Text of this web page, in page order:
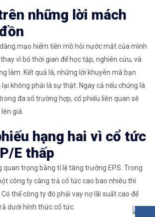
những lời mách
mạo hiểm tiền mồ hôi nước mắt của mình
vì bỏ thời gian để học tập, nghiên cứu, và
làm. Kết quả là, những lời khuyên mà bạn
không phải là sự thật. Ngay cả nếu chúng là
đa số trường hợp, cổ phiếu liên quan sẽ
giá.
hạng hai vì cổ tức
E thấp
quan trọng bằng tỉ lệ tăng trưởng EPS. Trong
công ty càng trả cổ tức cao bao nhiêu thì
thể công ty đó phải vay nợ lãi suất cao để
dưới hình thức cổ tức.